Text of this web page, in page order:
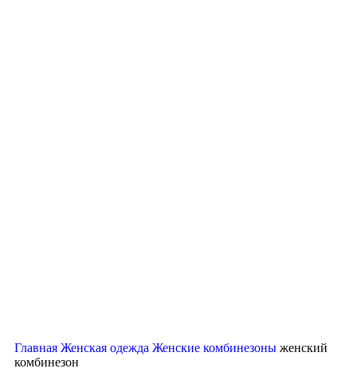
Главная Женская одежда Женские комбинезоны женский
комбинезон